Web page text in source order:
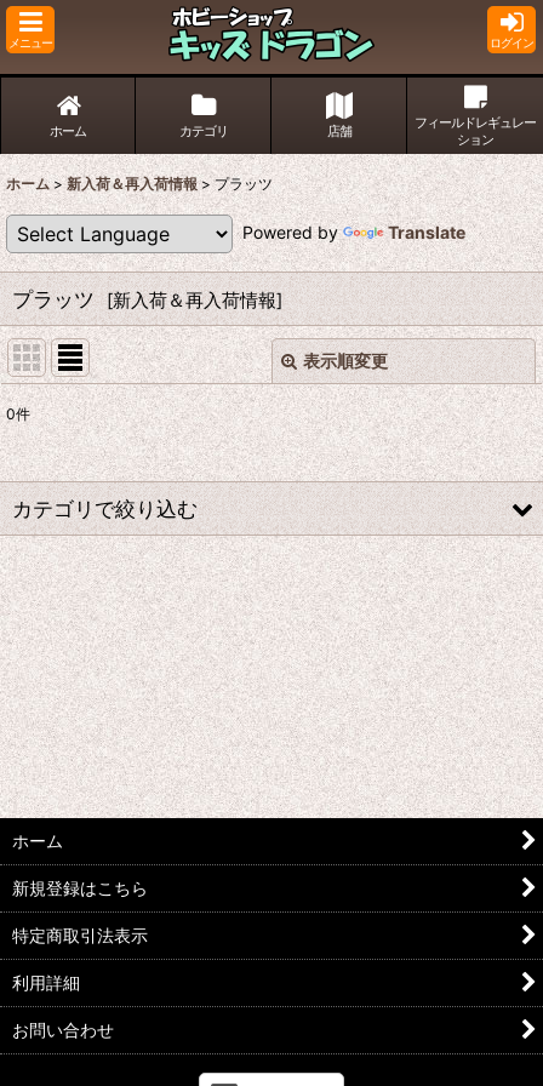
メニュー ログイン
ホーム カテゴリ 店舗
フィールドレギュレー
ション
ホーム > 新入荷＆再入荷情報 > プラッツ
Powered by Translate
プラッツ [新入荷＆再入荷情報]
表示順変更
サブカテゴリ:
表示数:
並び順:
絞り込む
閉じる
0件
カテゴリで絞り込む
プラッツ (全商品)
1/12リアリスティックウエポンシリーズ
ホーム
新規登録はこちら
特定商取引法表示
利用詳細
お問い合わせ